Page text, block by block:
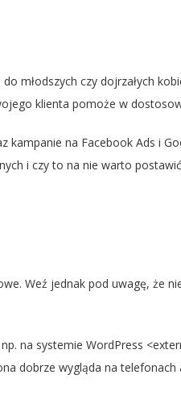
młodszych czy dojrzałych
klienta pomoże w
na Facebook Ads i
i czy to na nie warto
Weź jednak pod uwagę, że
na systemie WordPress
dobrze wygląda na telefonach